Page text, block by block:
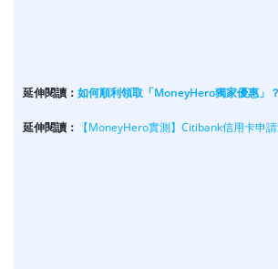
延伸閱讀： 如何順利領取「MoneyHero獨家優惠」？
延伸閱讀： 【MoneyHero實測】Citibank信用卡申